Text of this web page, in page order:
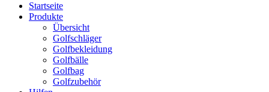
Startseite
Produkte
Übersicht
Golfschläger
Golfbekleidung
Golfbälle
Golfbag
Golfzubehör